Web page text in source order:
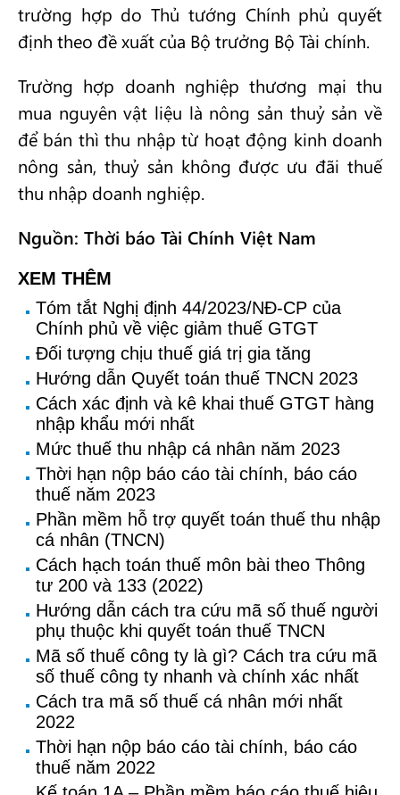
trường hợp do Thủ tướng Chính phủ quyết
định theo đề xuất của Bộ trưởng Bộ Tài chính.
Trường hợp doanh nghiệp thương mại thu
mua nguyên vật liệu là nông sản thuỷ sản về
để bán thì thu nhập từ hoạt động kinh doanh
nông sản, thuỷ sản không được ưu đãi thuế
thu nhập doanh nghiệp.
Nguồn: Thời báo Tài Chính Việt Nam
XEM THÊM
Tóm tắt Nghị định 44/2023/NĐ-CP của
Chính phủ về việc giảm thuế GTGT
Đối tượng chịu thuế giá trị gia tăng
Hướng dẫn Quyết toán thuế TNCN 2023
Cách xác định và kê khai thuế GTGT hàng
nhập khẩu mới nhất
Mức thuế thu nhập cá nhân năm 2023
Thời hạn nộp báo cáo tài chính, báo cáo
thuế năm 2023
Phần mềm hỗ trợ quyết toán thuế thu nhập
cá nhân (TNCN)
Cách hạch toán thuế môn bài theo Thông
tư 200 và 133 (2022)
Hướng dẫn cách tra cứu mã số thuế người
phụ thuộc khi quyết toán thuế TNCN
Mã số thuế công ty là gì? Cách tra cứu mã
số thuế công ty nhanh và chính xác nhất
Cách tra mã số thuế cá nhân mới nhất
2022
Thời hạn nộp báo cáo tài chính, báo cáo
thuế năm 2022